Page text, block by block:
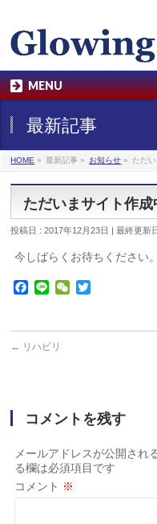
MENU
最新記事
HOME » 最新記事 » お知らせ » ただ
ただいまサイト作成
投稿日 : 2017年12月23日 最終更新
今しばらくお待ちください。
Facebook
Line WeChat
← リハビリ
コメントを残す
メールアドレスが公開され
る欄は必須項目です
コメント ※